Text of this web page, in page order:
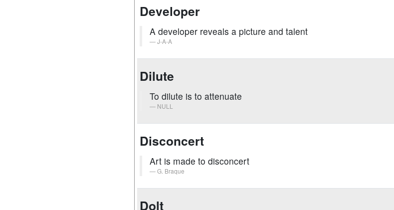
Developer
A developer reveals a picture and talent
J-A-A
Dilute
To dilute is to attenuate
NULL
Disconcert
Art is made to disconcert
G. Braque
Dolt